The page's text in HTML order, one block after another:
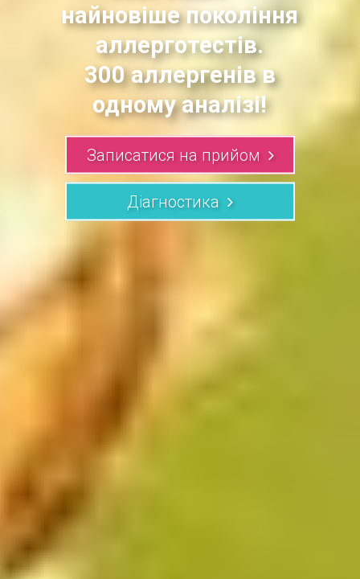
найновіше покоління
аллерготестів.
300 аллергенів в
одному аналізі!
Записатися на прийом
Діагностика